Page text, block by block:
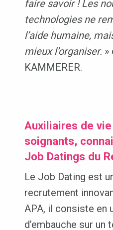
faire savoir ! Les
technologies ne
l’aide humaine,
mieux l’organiser. »
KAMMERER.
Auxiliaires de
soignants,
Job Datings du
Le Job Dating est
recrutement
APA, il consiste en
d’embauche sur